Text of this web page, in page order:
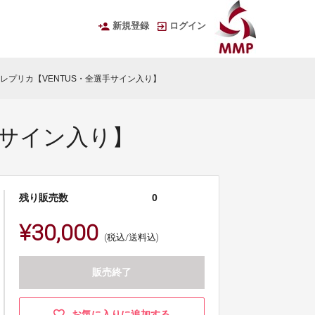
新規登録 ログイン
プリカ【VENTUS・全選手サイン入り】
イン入り】
残り販売数 0
¥30,000 (税込/送料込)
販売終了